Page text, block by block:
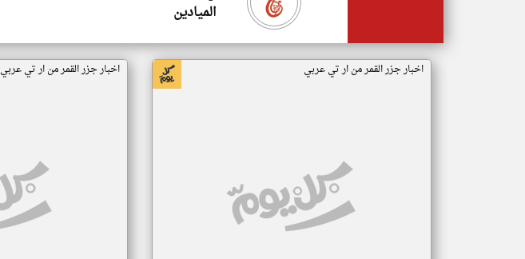
الميادين
اخبار جزر القمر من ار تي عربي اخبار جزر القمر من ار تي عربي